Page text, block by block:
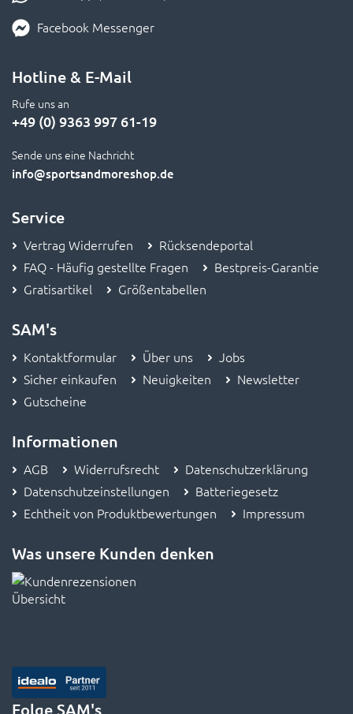
Facebook Messenger
Hotline & E-Mail
Rufe uns an
+49 (0) 9363 997 61-19
Sende uns eine Nachricht
info@sportsandmoreshop.de
Service
Vertrag Widerrufen
Rücksendeportal
FAQ - Häufig gestellte Fragen
Bestpreis-Garantie
Gratisartikel
Größentabellen
SAM's
Kontaktformular Über uns
Jobs
Sicher einkaufen
Neuigkeiten
Newsletter
Gutscheine
Informationen
AGB Widerrufsrecht
Datenschutzerklärung
Datenschutzeinstellungen
Batteriegesetz
Echtheit von Produktbewertungen
Impressum
Was unsere Kunden denken
Folge SAM's